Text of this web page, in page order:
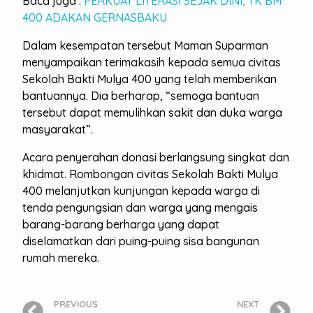
400 ADAKAN GERNASBAKU
Dalam kesempatan tersebut Maman Suparman
menyampaikan terimakasih kepada semua civitas
Sekolah Bakti Mulya 400 yang telah memberikan
bantuannya. Dia berharap, “semoga bantuan
tersebut dapat memulihkan sakit dan duka warga
masyarakat”.
Acara penyerahan donasi berlangsung singkat dan
khidmat. Rombongan civitas Sekolah Bakti Mulya
400 melanjutkan kunjungan kepada warga di
tenda pengungsian dan warga yang mengais
barang-barang berharga yang dapat
diselamatkan dari puing-puing sisa bangunan
rumah mereka.
PREVIOUS NEXT